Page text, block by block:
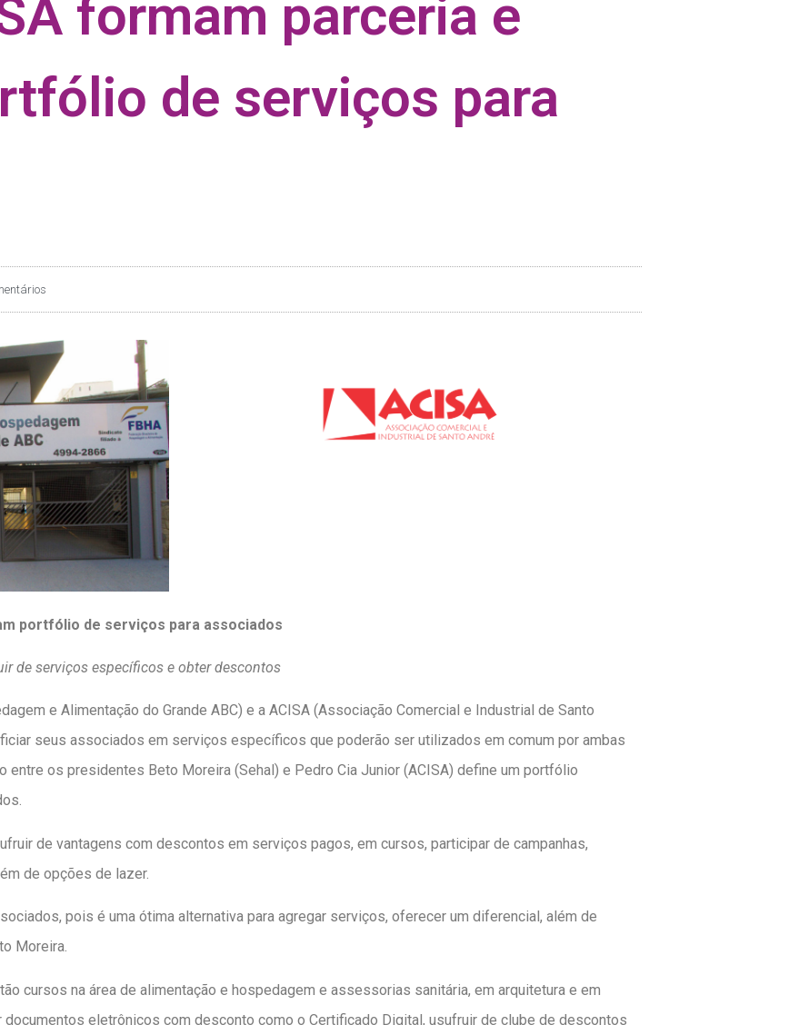
formam parceria e
de serviços para
portfólio de serviços para associados
de serviços específicos e obter descontos
e Alimentação do Grande ABC) e a ACISA (Associação Comercial e Industrial de Santo
seus associados em serviços específicos que poderão ser utilizados em comum por ambas
entre os presidentes Beto Moreira (Sehal) e Pedro Cia Junior (ACISA) define um portfólio
de vantagens com descontos em serviços pagos, em cursos, participar de campanhas,
de opções de lazer.
pois é uma ótima alternativa para agregar serviços, oferecer um diferencial, além de
Moreira.
cursos na área de alimentação e hospedagem e assessorias sanitária, em arquitetura e em
documentos eletrônicos com desconto como o Certificado Digital, usufruir de clube de descontos